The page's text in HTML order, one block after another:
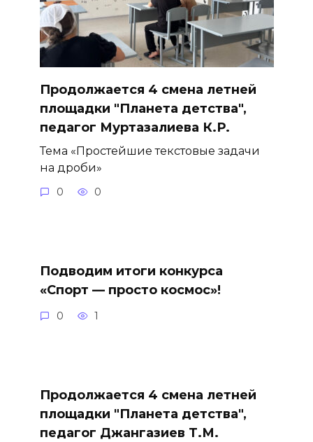
Продолжается 4 смена летней
площадки "Планета детства",
педагог Муртазалиева К.Р.
Тема «Простейшие текстовые задачи
на дроби»
0 0
Подводим итоги конкурса
«Спорт — просто космос»!
0 1
Продолжается 4 смена летней
площадки "Планета детства",
педагог Джангазиев Т.М.